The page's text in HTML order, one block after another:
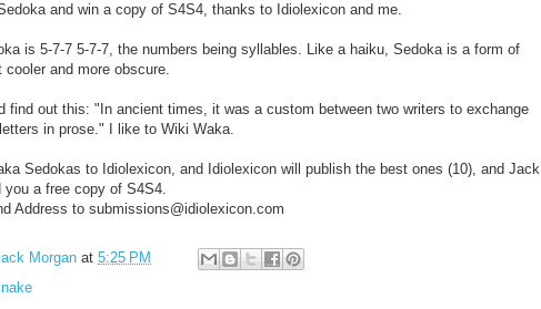
and win a copy of S4S4, thanks to Idiolexicon and me.
is 5-7-7 5-7-7, the numbers being syllables. Like a haiku, Sedoka is a form of
cooler and more obscure.
find out this: "In ancient times, it was a custom between two writers to exchange
in prose." I like to Wiki Waka.
Sedokas to Idiolexicon, and Idiolexicon will publish the best ones (10), and Jack
you a free copy of S4S4.
Address to submissions@idiolexicon.com
Morgan at 5:25 PM